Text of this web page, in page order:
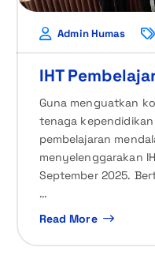
Admin Humas
IHT
Guna menguatkan
tenaga
pembelajaran
menyelenggarakan
September 2025.
…
Read More